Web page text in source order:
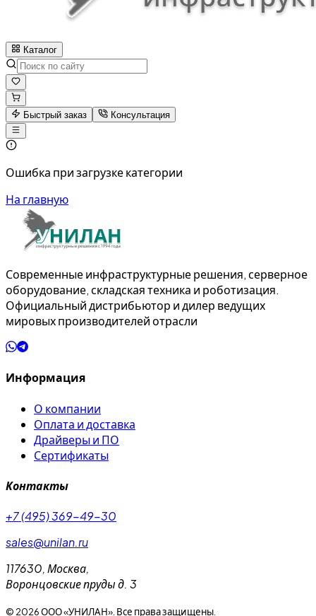
Каталог
Быстрый заказ Консультация
Ошибка при загрузке категории
На главную
Современные инфраструктурные решения, серверное
оборудование, складская техника и роботизация.
Официальный дистрибьютор и дилер ведущих
мировых производителей отрасли
Информация
О компании
Оплата и доставка
Драйверы и ПО
Сертификаты
Контакты
+7 (495) 369-49-30
sales@unilan.ru
117630, Москва,
Воронцовские пруды д. 3
© 2026ООО «УНИЛАН». Все права защищены.